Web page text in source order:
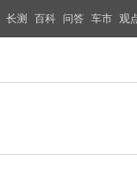
长测 百科 问答 车市 观